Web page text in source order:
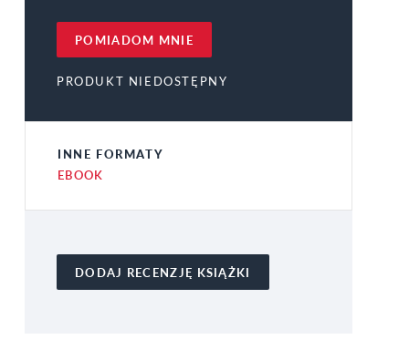
POMIADOM MNIE
PRODUKT NIEDOSTĘPNY
INNE FORMATY
EBOOK
DODAJ RECENZJĘ KSIĄŻKI